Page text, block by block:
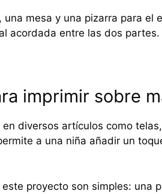
mesa y una pizarra para el
acordada entre las dos partes.
imprimir sobre
diversos artículos como
a una niña añadir un
proyecto son simples: una